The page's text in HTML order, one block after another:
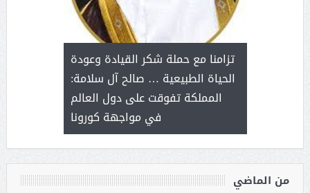
مع
بنت
تزامنا مع حملة شكر القيادة وعودة
الحياة الطبيعية … صالح آل سلامة:
المملكة تفوقت على دول العالم
في مواجهة كورونا
آل شرمه:
على برامج
هي أساس
من الماضي